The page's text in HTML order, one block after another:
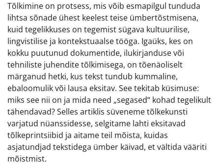
Tõlkimine on protsess, mis võib esmapilgul tunduda
lihtsa sõnade ühest keelest teise ümbertõstmisena,
kuid tegelikkuses on tegemist sügava kultuurilise,
lingvistilise ja kontekstuaalse tööga. Igaüks, kes on
kokku puutunud dokumentide, ilukirjanduse või
tehniliste juhendite tõlkimisega, on tõenäoliselt
märganud hetki, kus tekst tundub kummaline,
ebaloomulik või lausa eksitav. See tekitab küsimuse:
miks see nii on ja mida need „segased“ kohad tegelikult
tähendavad? Selles artiklis süveneme tõlkekunsti
varjatud nüanssidesse, selgitame lahti eksitavad
tõlkeprintsiibid ja aitame teil mõista, kuidas
asjatundjad tekstidega ümber käivad, et vältida vääriti
mõistmist.